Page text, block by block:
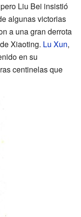
Liu Bei insistió
algunas victorias
a una gran derrota
Xiaoting. Lu Xun,
en su
centinelas que